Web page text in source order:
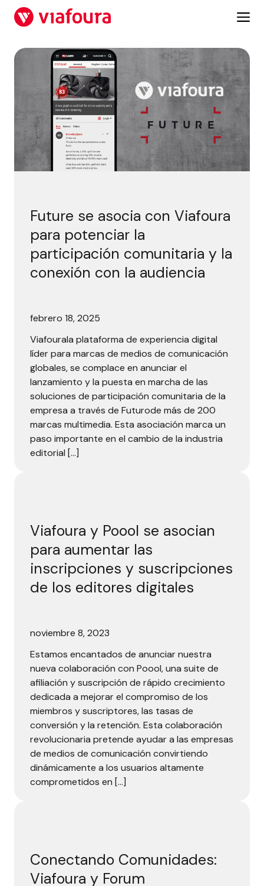
Saltar
Future se asocia con Viafoura
para potenciar la
participación comunitaria y la
conexión con la audiencia
febrero 18, 2025
Viafourala plataforma de experiencia digital
líder para marcas de medios de comunicación
globales, se complace en anunciar el
lanzamiento y la puesta en marcha de las
soluciones de participación comunitaria de la
empresa a través de Futurode más de 200
marcas multimedia. Esta asociación marca un
paso importante en el cambio de la industria
editorial […]
Viafoura y Poool se asocian
para aumentar las
inscripciones y suscripciones
de los editores digitales
noviembre 8, 2023
Estamos encantados de anunciar nuestra
nueva colaboración con Poool, una suite de
afiliación y suscripción de rápido crecimiento
dedicada a mejorar el compromiso de los
miembros y suscriptores, las tasas de
conversión y la retención. Esta colaboración
revolucionaria pretende ayudar a las empresas
de medios de comunicación convirtiendo
dinámicamente a los usuarios altamente
comprometidos en […]
Conectando Comunidades:
Viafoura y Forum